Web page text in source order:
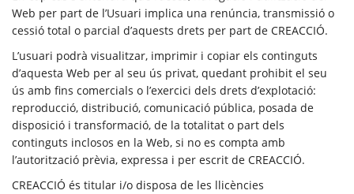
Web per part de l’Usuari implica una renúncia, transmissió o
cessió total o parcial d’aquests drets per part de CREACCIÓ.
L’usuari podrà visualitzar, imprimir i copiar els continguts
d’aquesta Web per al seu ús privat, quedant prohibit el seu
ús amb fins comercials o l’exercici dels drets d’explotació:
reproducció, distribució, comunicació pública, posada de
disposició i transformació, de la totalitat o part dels
continguts inclosos en la Web, si no es compta amb
l’autorització prèvia, expressa i per escrit de CREACCIÓ.
CREACCIÓ és titular i/o disposa de les llicències